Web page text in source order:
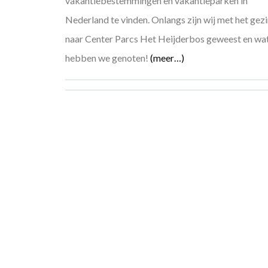
Nederland te vinden. Onlangs zijn wij met het
naar Center Parcs Het Heijderbos geweest en
hebben we genoten!(meer…)